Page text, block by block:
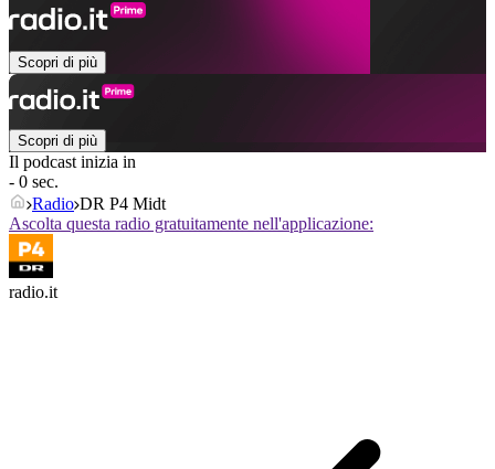
Scopri di più
Scopri di più
Il podcast inizia in
- 0 sec.
Radio DR P4 Midt
Ascolta questa radio gratuitamente nell'applicazione:
radio.it